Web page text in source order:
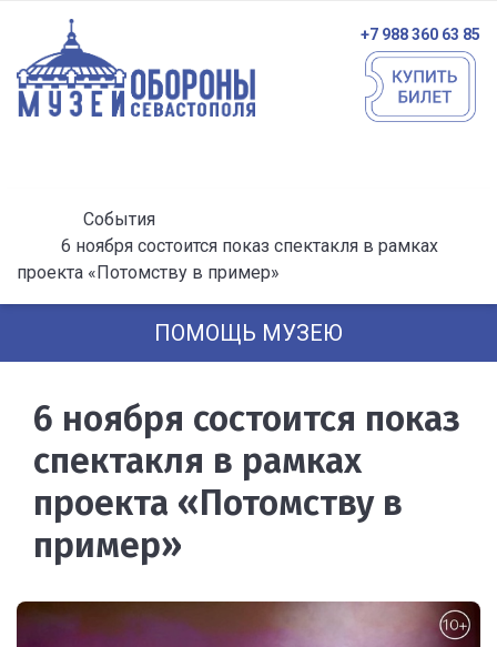
+7 988 360 63 85
События
6 ноября состоится показ спектакля в рамках
проекта «Потомству в пример»
ПОМОЩЬ МУЗЕЮ
6 ноября состоится показ
спектакля в рамках
проекта «Потомству в
пример»